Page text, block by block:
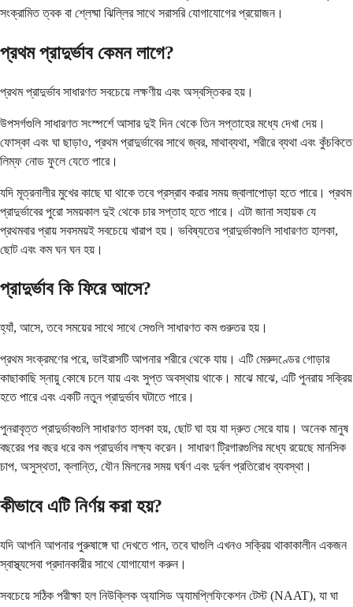
সংক্রামিত ত্বক বা শ্লেষ্মা ঝিল্লির সাথে সরাসরি যোগাযোগের প্রয়োজন।
প্রথম প্রাদুর্ভাব কেমন লাগে?
প্রথম প্রাদুর্ভাব সাধারণত সবচেয়ে লক্ষণীয় এবং অস্বস্তিকর হয়।
উপসর্গগুলি সাধারণত সংস্পর্শে আসার দুই দিন থেকে তিন সপ্তাহের মধ্যে দেখা দেয়।
ফোস্কা এবং ঘা ছাড়াও, প্রথম প্রাদুর্ভাবের সাথে জ্বর, মাথাব্যথা, শরীরে ব্যথা এবং কুঁচকিতে
লিম্ফ নোড ফুলে যেতে পারে।
যদি মূত্রনালীর মুখের কাছে ঘা থাকে তবে প্রস্রাব করার সময় জ্বালাপোড়া হতে পারে। প্রথম
প্রাদুর্ভাবের পুরো সময়কাল দুই থেকে চার সপ্তাহ হতে পারে। এটা জানা সহায়ক যে
প্রথমবার প্রায় সবসময়ই সবচেয়ে খারাপ হয়। ভবিষ্যতের প্রাদুর্ভাবগুলি সাধারণত হালকা,
ছোট এবং কম ঘন ঘন হয়।
প্রাদুর্ভাব কি ফিরে আসে?
হ্যাঁ, আসে, তবে সময়ের সাথে সাথে সেগুলি সাধারণত কম গুরুতর হয়।
প্রথম সংক্রমণের পরে, ভাইরাসটি আপনার শরীরে থেকে যায়। এটি মেরুদণ্ডের গোড়ার
কাছাকাছি স্নায়ু কোষে চলে যায় এবং সুপ্ত অবস্থায় থাকে। মাঝে মাঝে, এটি পুনরায় সক্রিয়
হতে পারে এবং একটি নতুন প্রাদুর্ভাব ঘটাতে পারে।
পুনরাবৃত্ত প্রাদুর্ভাবগুলি সাধারণত হালকা হয়, ছোট ঘা হয় যা দ্রুত সেরে যায়। অনেক মানুষ
বছরের পর বছর ধরে কম প্রাদুর্ভাব লক্ষ্য করেন। সাধারণ ট্রিগারগুলির মধ্যে রয়েছে মানসিক
চাপ, অসুস্থতা, ক্লান্তি, যৌন মিলনের সময় ঘর্ষণ এবং দুর্বল প্রতিরোধ ব্যবস্থা।
কীভাবে এটি নির্ণয় করা হয়?
যদি আপনি আপনার পুরুষাঙ্গে ঘা দেখতে পান, তবে ঘাগুলি এখনও সক্রিয় থাকাকালীন একজন
স্বাস্থ্যসেবা প্রদানকারীর সাথে যোগাযোগ করুন।
সবচেয়ে সঠিক পরীক্ষা হল নিউক্লিক অ্যাসিড অ্যামপ্লিফিকেশন টেস্ট (NAAT), যা ঘা